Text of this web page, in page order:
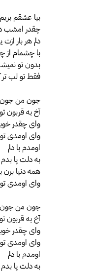
بیا عشقم
چقدر امشب
دلم هر بار
با چشمام از
بدون تو
فقط تو لب تر
جون من جون
آخ به قربون تو
وای چقدر
وای اومدی تو
اومدم با دلم
به دلت پا بدم
همه دنیا برن
وای اومدی تو
جون من جون
آخ به قربون تو
وای چقدر
وای اومدی تو
اومدم با دلم
به دلت پا بدم